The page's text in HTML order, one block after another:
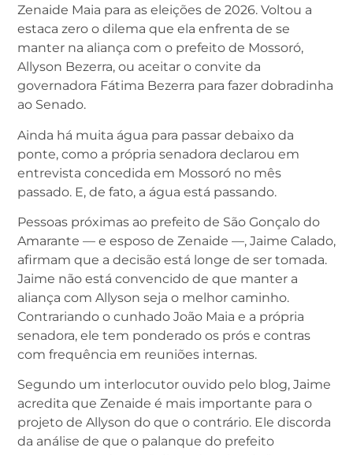
Zenaide Maia para as eleições de 2026. Voltou a
estaca zero o dilema que ela enfrenta de se
manter na aliança com o prefeito de Mossoró,
Allyson Bezerra, ou aceitar o convite da
governadora Fátima Bezerra para fazer dobradinha
ao Senado.
Ainda há muita água para passar debaixo da
ponte, como a própria senadora declarou em
entrevista concedida em Mossoró no mês
passado. E, de fato, a água está passando.
Pessoas próximas ao prefeito de São Gonçalo do
Amarante — e esposo de Zenaide —, Jaime Calado,
afirmam que a decisão está longe de ser tomada.
Jaime não está convencido de que manter a
aliança com Allyson seja o melhor caminho.
Contrariando o cunhado João Maia e a própria
senadora, ele tem ponderado os prós e contras
com frequência em reuniões internas.
Segundo um interlocutor ouvido pelo blog, Jaime
acredita que Zenaide é mais importante para o
projeto de Allyson do que o contrário. Ele discorda
da análise de que o palanque do prefeito